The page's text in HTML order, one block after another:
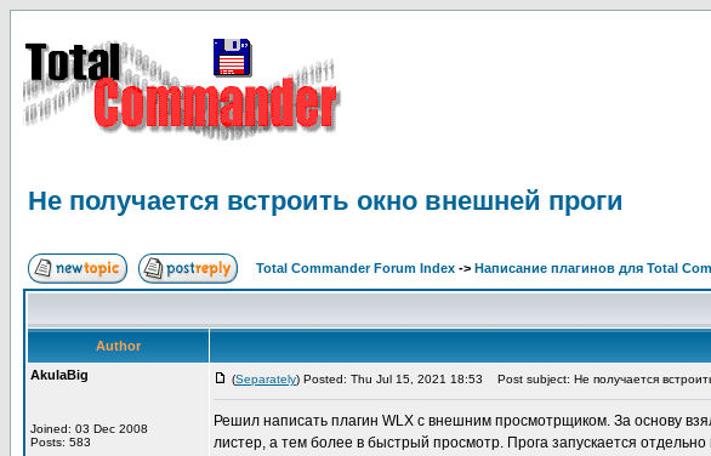
Не получается встроить окно внешней проги
Total Commander Forum Index -> Написание плагинов для Total
Author
AkulaBig
Joined: 03 Dec 2008
Posts: 583
(Separately) Posted: Thu Jul 15, 2021 18:53 Post subject: Не получается
Решил написать плагин WLX с внешним просмотрщиком. За основу
листер, а тем более в быстрый просмотр. Прога запускается